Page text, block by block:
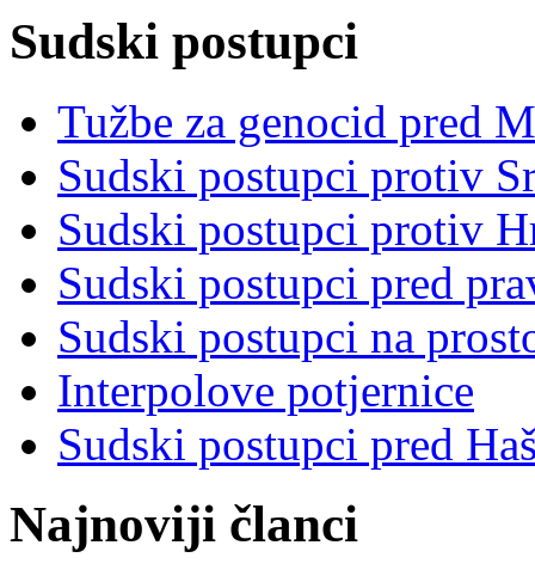
Sudski postupci
Tužbe za genocid pred
Sudski postupci protiv
Sudski postupci protiv
Sudski postupci pred
Sudski postupci na
Interpolove potjernice
Sudski postupci pred
Najnoviji članci